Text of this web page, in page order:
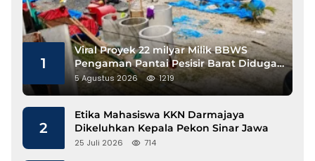
1
Viral Proyek 22 milyar Milik BBWS
Pengaman Pantai Pesisir Barat Diduga
Gunakan Besi Banci
5 Agustus 2026 1219
2
Etika Mahasiswa KKN Darmajaya
Dikeluhkan Kepala Pekon Sinar Jawa
25 Juli 2026 714